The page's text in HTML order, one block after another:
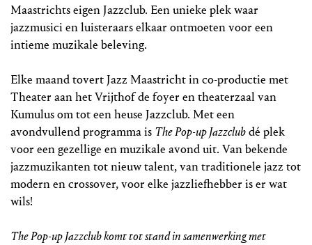
Maastrichts eigen Jazzclub. Een unieke plek waar
jazzmusici en luisteraars elkaar ontmoeten voor een
intieme muzikale beleving.
Elke maand tovert Jazz Maastricht in co-productie met
Theater aan het Vrijthof de foyer en theaterzaal van
Kumulus om tot een heuse Jazzclub. Met een
avondvullend programma is The Pop-up Jazzclubdé plek
voor een gezellige en muzikale avond uit. Van bekende
jazzmuzikanten tot nieuw talent, van traditionele jazz tot
modern en crossover, voor elke jazzliefhebber is er wat
wils!
The Pop-up Jazzclub komt tot stand in samenwerking met